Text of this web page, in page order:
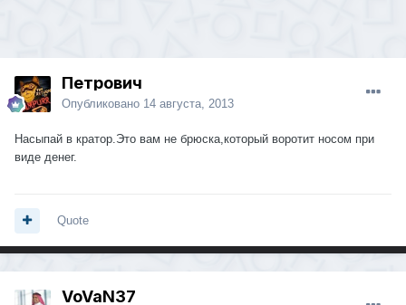
Петрович
Опубликовано 14 августа, 2013
Насыпай в кратор.Это вам не брюска,который воротит носом при
виде денег.
Quote
VoVaN37